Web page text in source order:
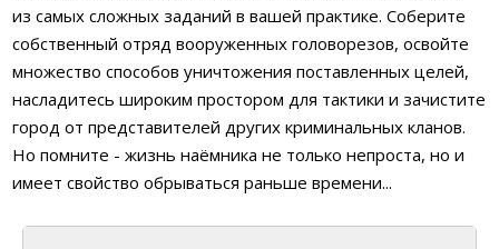
из самых сложных заданий в вашей практике. Соберите
собственный отряд вооруженных головорезов, освойте
множество способов уничтожения поставленных целей,
насладитесь широким простором для тактики и зачистите
город от представителей других криминальных кланов.
Но помните - жизнь наёмника не только непроста, но и
имеет свойство обрываться раньше времени...